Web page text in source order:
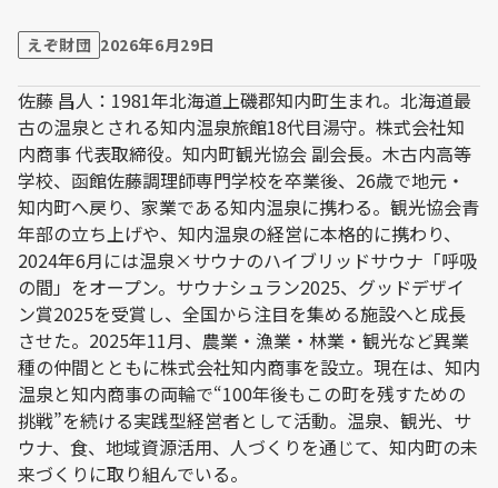
えぞ財団 2026年6月29日
佐藤 昌人：1981年北海道上磯郡知内町生まれ。北海道最
古の温泉とされる知内温泉旅館18代目湯守。株式会社知
内商事 代表取締役。知内町観光協会 副会長。木古内高等
学校、函館佐藤調理師専門学校を卒業後、26歳で地元・
知内町へ戻り、家業である知内温泉に携わる。観光協会青
年部の立ち上げや、知内温泉の経営に本格的に携わり、
2024年6月には温泉×サウナのハイブリッドサウナ「呼吸
の間」をオープン。サウナシュラン2025、グッドデザイ
ン賞2025を受賞し、全国から注目を集める施設へと成長
させた。2025年11月、農業・漁業・林業・観光など異業
種の仲間とともに株式会社知内商事を設立。現在は、知内
温泉と知内商事の両輪で“100年後もこの町を残すための
挑戦”を続ける実践型経営者として活動。温泉、観光、サ
ウナ、食、地域資源活用、人づくりを通じて、知内町の未
来づくりに取り組んでいる。